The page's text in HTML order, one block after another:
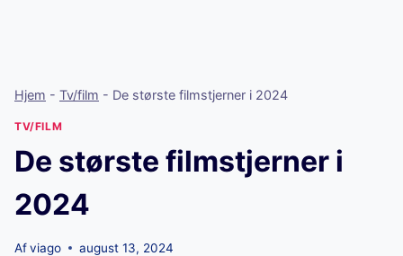
Hjem - Tv/film - De største filmstjerner i 2024
TV/FILM
De største filmstjerner i
2024
Afviago august 13, 2024